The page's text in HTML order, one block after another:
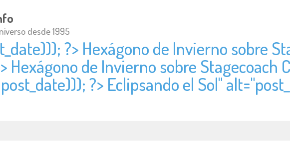
desde 1995
?> Hexágono de Invierno sobre
Hexágono de Invierno sobre Stagecoach
post_date))); ?> Eclipsando el Sol" alt="